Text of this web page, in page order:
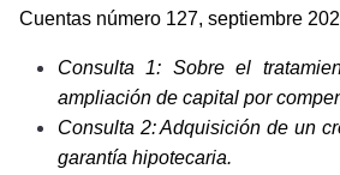
Cuentas número 127, septiembre
Consulta 1: Sobre el
ampliación de capital por
Consulta 2: Adquisición de un
garantía hipotecaria.